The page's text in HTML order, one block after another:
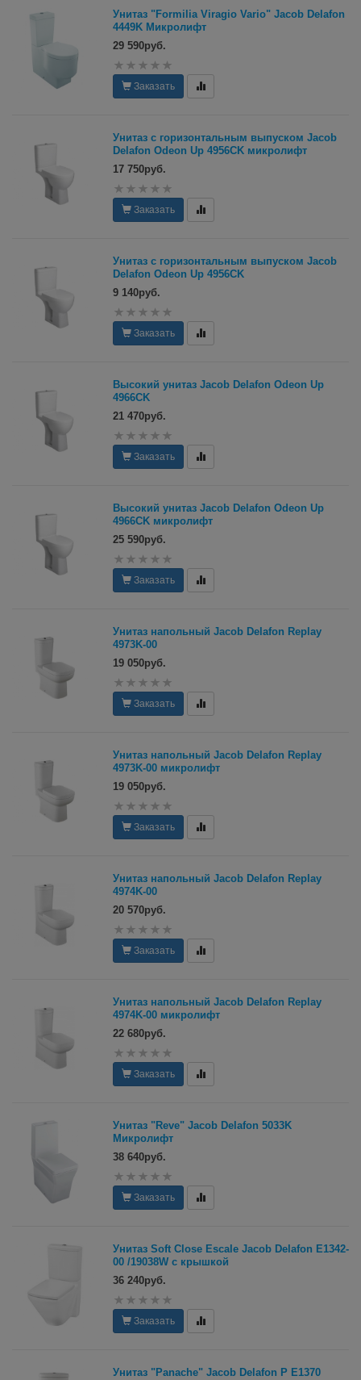
Унитаз "Formilia Viragio Vario" Jacob Delafon
4449K Микролифт
29 590руб.
Заказать
Унитаз с горизонтальным выпуском Jacob
Delafon Odeon Up 4956CK микролифт
17 750руб.
Заказать
Унитаз с горизонтальным выпуском Jacob
Delafon Odeon Up 4956CK
9 140руб.
Заказать
Высокий унитаз Jacob Delafon Odeon Up
4966CK
21 470руб.
Заказать
Высокий унитаз Jacob Delafon Odeon Up
4966CK микролифт
25 590руб.
Заказать
Унитаз напольный Jacob Delafon Replay
4973K-00
19 050руб.
Заказать
Унитаз напольный Jacob Delafon Replay
4973K-00 микролифт
19 050руб.
Заказать
Унитаз напольный Jacob Delafon Replay
4974K-00
20 570руб.
Заказать
Унитаз напольный Jacob Delafon Replay
4974K-00 микролифт
22 680руб.
Заказать
Унитаз "Reve" Jacob Delafon 5033K
Микролифт
38 640руб.
Заказать
Унитаз Soft Close Escale Jacob Delafon E1342-
00 /19038W с крышкой
36 240руб.
Заказать
Унитаз "Panache" Jacob Delafon P Е1370